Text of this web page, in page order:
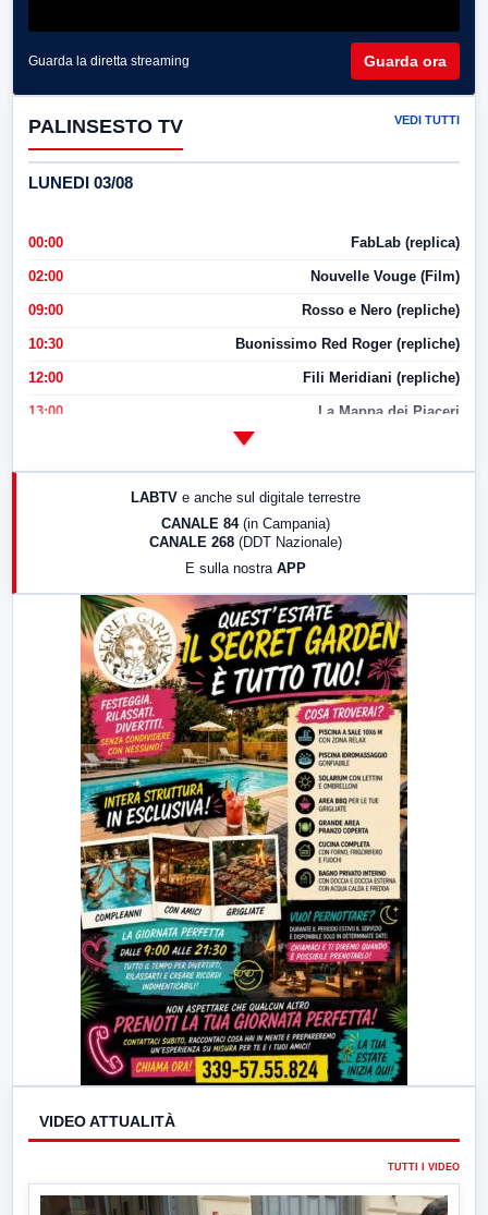
Guarda la diretta streaming Guarda ora
PALINSESTO TV VEDI TUTTI
LUNEDI 03/08
00:00 FabLab (replica)
02:00 Nouvelle Vouge (Film)
09:00 Rosso e Nero (repliche)
10:30 Buonissimo Red Roger (repliche)
12:00 Fili Meridiani (repliche)
13:00 La Mappa dei Piaceri
17:00 LabNews (replica)
LabNews (replica)
LABTV e anche sul digitale terrestre
CANALE 84 (in Campania)
CANALE 268 (DDT Nazionale)
E sulla nostra APP
VIDEO ATTUALITÀ
TUTTI I VIDEO